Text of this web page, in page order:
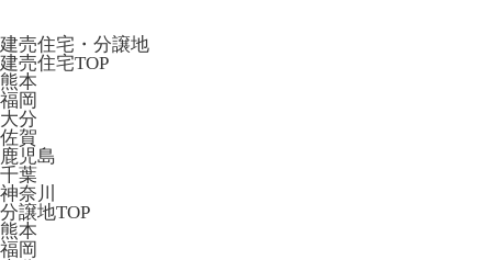
建売住宅・分譲地
建売住宅TOP
熊本
福岡
大分
佐賀
鹿児島
千葉
神奈川
分譲地TOP
熊本
福岡